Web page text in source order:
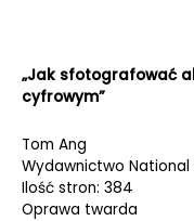
„Jak sfotografować
cyfrowym”
Tom Ang
Wydawnictwo
Ilość stron: 384
Oprawa twarda